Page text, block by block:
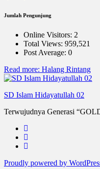
Jumlah Pengunjung
Online Visitors: 2
Total Views: 959,521
Post Average: 0
Read more: Halang Rintang
SD Islam Hidayatullah 02
Terwujudnya Generasi
Proudly powered by